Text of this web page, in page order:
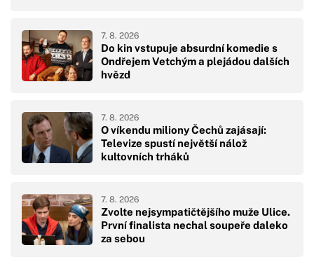
Do kin vstupuje absurdní komedie s
Ondřejem Vetchým a plejádou dalších
hvězd
7. 8. 2026
O víkendu miliony Čechů zajásají:
Televize spustí největší nálož
kultovních trháků
7. 8. 2026
Zvolte nejsympatičtějšího muže Ulice.
První finalista nechal soupeře daleko
za sebou
7. 8. 2026